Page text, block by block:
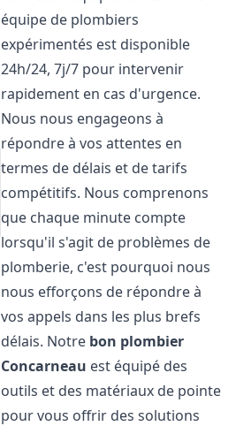
équipe de plombiers
expérimentés est disponible
24h/24, 7j/7 pour intervenir
rapidement en cas d'urgence.
Nous nous engageons à
répondre à vos attentes en
termes de délais et de tarifs
compétitifs. Nous comprenons
que chaque minute compte
lorsqu'il s'agit de problèmes de
plomberie, c'est pourquoi nous
nous efforçons de répondre à
vos appels dans les plus brefs
délais. Notre bon plombier
Concarneau est équipé des
outils et des matériaux de pointe
pour vous offrir des solutions